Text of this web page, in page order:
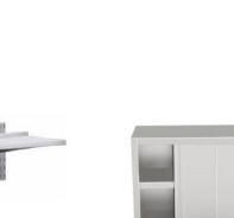
Aggiungi
alla lista